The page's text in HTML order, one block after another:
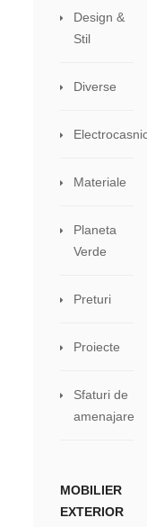
Design &
Stil
Diverse
Materiale
Planeta
Verde
Preturi
Proiecte
Sfaturi de
amenajare
MOBILIER
EXTERIOR